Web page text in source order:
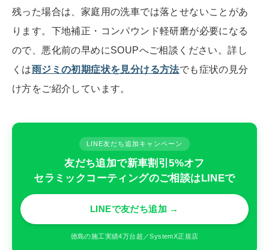
残った場合は、家庭用の洗車では落とせないことがあ
ります。下地補正・コンパウンド軽研磨が必要になる
ので、悪化前の早めにSOUPへご相談ください。詳し
くは雨ジミの初期症状を見分ける方法でも症状の見分
け方をご紹介しています。
LINE友だち追加キャンペーン
友だち追加で新車割引5%オフ
セラミックコーティングのご相談はLINEで
LINEで友だち追加 →
徳島の施工実績4万台超／SystemX正規店